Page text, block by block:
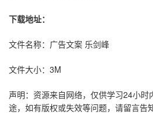
下载地址：
文件名称：广告文案 乐剑峰
文件大小：3M
声明：资源来自网络，仅供学习24小时
途，如有版权或失效等问题，请留言告知